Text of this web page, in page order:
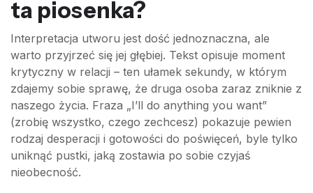
ta piosenka?
Interpretacja utworu jest dość jednoznaczna, ale
warto przyjrzeć się jej głębiej. Tekst opisuje moment
krytyczny w relacji – ten ułamek sekundy, w którym
zdajemy sobie sprawę, że druga osoba zaraz zniknie z
naszego życia. Fraza „I’ll do anything you want”
(zrobię wszystko, czego zechcesz) pokazuje pewien
rodzaj desperacji i gotowości do poświęceń, byle tylko
uniknąć pustki, jaką zostawia po sobie czyjaś
nieobecność.